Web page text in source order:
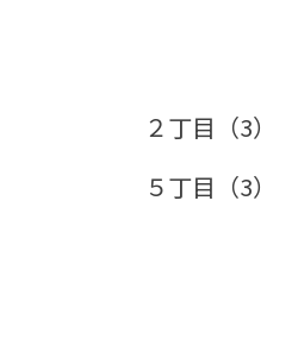
２丁目（3）
５丁目（3）